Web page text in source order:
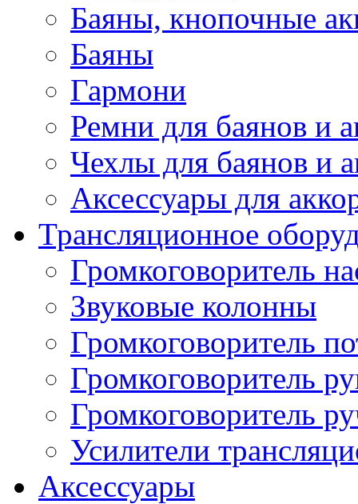
Баяны, кнопочные
Баяны
Гармони
Ремни для баянов и
Чехлы для баянов и
Аксессуары для
Трансляционное
Громкоговоритель
Звуковые колонны
Громкоговоритель
Громкоговоритель
Громкоговоритель
Усилители
Аксессуары